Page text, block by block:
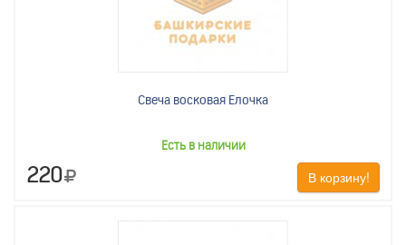
Свеча восковая Елочка
Есть в наличии
220 В корзину!